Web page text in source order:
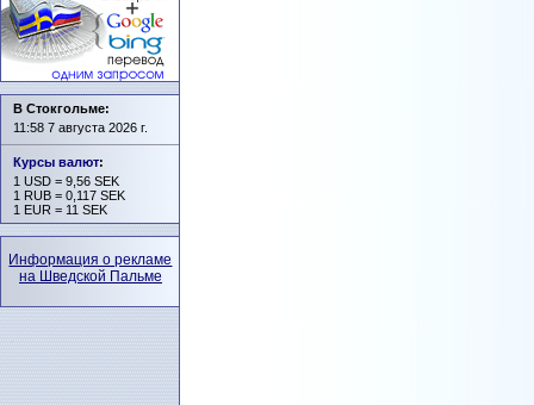
В Стокгольме:
11:58 7 августа 2026 г.
Курсы валют:
1 USD = 9,56 SEK
1 RUB = 0,117 SEK
1 EUR = 11 SEK
Информация о рекламе
на Шведской Пальме